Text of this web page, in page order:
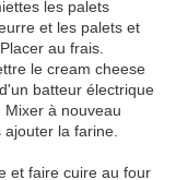
les palets
et les palets et
au frais.
le cream cheese
batteur électrique
à nouveau
la farine.
et faire cuire au four